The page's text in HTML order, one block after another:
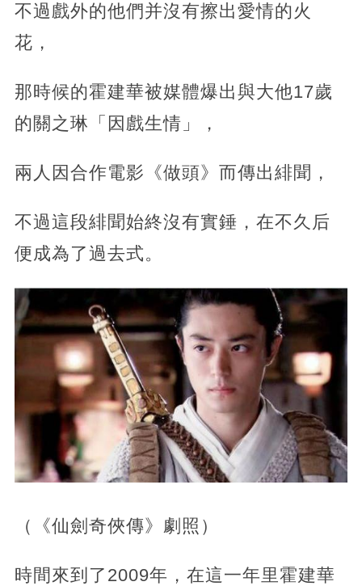
不過戲外的他們并沒有擦出愛情的火
花，
那時候的霍建華被媒體爆出與大他17歲
的關之琳「因戲生情」，
兩人因合作電影《做頭》而傳出緋聞，
不過這段緋聞始終沒有實錘，在不久后
便成為了過去式。
（《仙劍奇俠傳》劇照）
時間來到了2009年，在這一年里霍建華